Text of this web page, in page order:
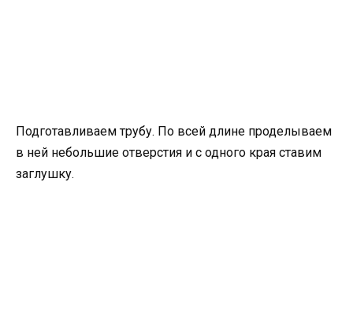
Подготавливаем трубу. По всей длине проделываем
в ней небольшие отверстия и с одного края ставим
заглушку.